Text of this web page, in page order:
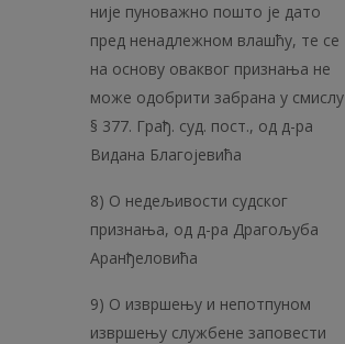
није пуноважно пошто је дато
пред ненадлежном влашћу, те се
на основу оваквог признања не
може одобрити забрана у смислу
§ 377. Грађ. суд. пост., од д-ра
Видана Благојевића
8) О недељивости судског
признања, од д-ра Драгољуба
Аранђеловића
9) О извршењу и непотпуном
извршењу службене заповести